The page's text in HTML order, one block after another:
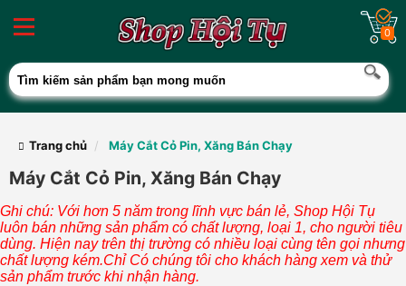
0
Trang chủ Máy Cắt Cỏ Pin, Xăng Bán Chạy
Máy Cắt Cỏ Pin, Xăng Bán Chạy
Ghi chú: Với hơn 5 năm trong lĩnh vực bán lẻ, Shop Hội Tụ
luôn bán những sản phẩm có chất lượng, loại 1, cho người tiêu
dùng. Hiện nay trên thị trường có nhiều loại cùng tên gọi nhưng
chất lượng kém.Chỉ Có chúng tôi cho khách hàng xem và thử
sản phẩm trước khi nhận hàng.